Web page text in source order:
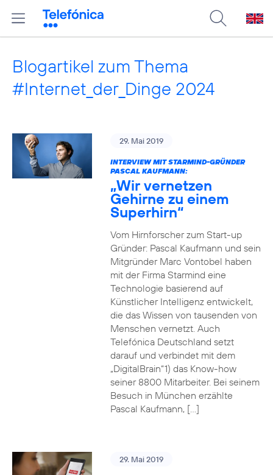
Blogartikel zum Thema
#Internet_der_Dinge 2024
29. Mai 2019
INTERVIEW MIT STARMIND-GRÜNDER
PASCAL KAUFMANN:
„Wir vernetzen
Gehirne zu einem
Superhirn“
Vom Hirnforscher zum Start-up
Gründer: Pascal Kaufmann und sein
Mitgründer Marc Vontobel haben
mit der Firma Starmind eine
Technologie basierend auf
Künstlicher Intelligenz entwickelt,
die das Wissen von tausenden von
Menschen vernetzt. Auch
Telefónica Deutschland setzt
darauf und verbindet mit dem
„DigitalBrain“1) das Know-how
seiner 8800 Mitarbeiter. Bei seinem
Besuch in München erzählte
Pascal Kaufmann, […]
29. Mai 2019